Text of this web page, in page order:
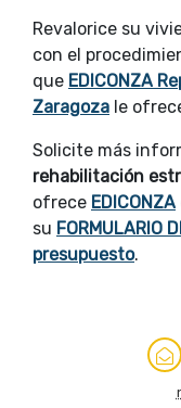
Revalorice su
con el
que EDICONZA
Zaragoza le
Solicite más
rehabilitación
ofrece EDICONZA
su FORMULARIO
presupuesto.